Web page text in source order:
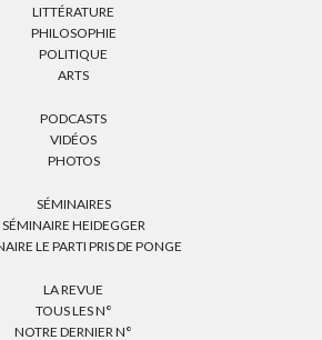
LITTÉRATURE
PHILOSOPHIE
POLITIQUE
ARTS
PODCASTS
VIDÉOS
PHOTOS
SÉMINAIRES
SÉMINAIRE HEIDEGGER
LE PARTI PRIS DE PONGE
LA REVUE
TOUS LES N°
NOTRE DERNIER N°